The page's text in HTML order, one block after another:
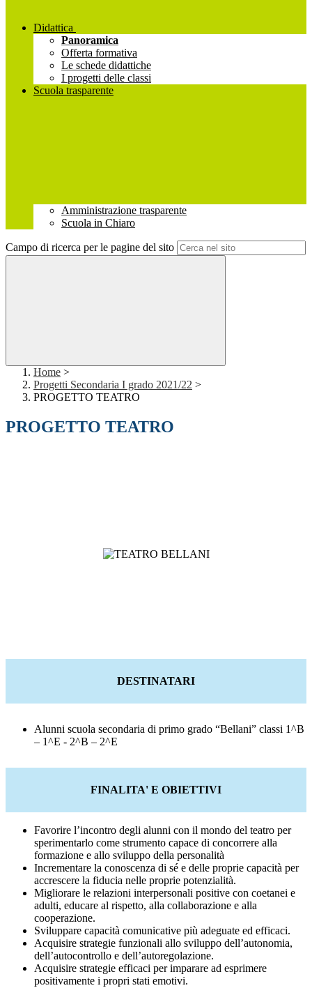
Didattica
Panoramica
Offerta formativa
Le schede didattiche
I progetti delle classi
Scuola trasparente
Amministrazione trasparente
Scuola in Chiaro
Campo di ricerca per le pagine del sito
Home >
Progetti Secondaria I grado 2021/22 >
PROGETTO TEATRO
PROGETTO TEATRO
DESTINATARI
Alunni scuola secondaria di primo grado “Bellani” classi 1^B
– 1^E - 2^B – 2^E
FINALITA' E OBIETTIVI
Favorire l’incontro degli alunni con il mondo del teatro per
sperimentarlo come strumento capace di concorrere alla
formazione e allo sviluppo della personalità
Incrementare la conoscenza di sé e delle proprie capacità per
accrescere la fiducia nelle proprie potenzialità.
Migliorare le relazioni interpersonali positive con coetanei e
adulti, educare al rispetto, alla collaborazione e alla
cooperazione.
Sviluppare capacità comunicative più adeguate ed efficaci.
Acquisire strategie funzionali allo sviluppo dell’autonomia,
dell’autocontrollo e dell’autoregolazione.
Acquisire strategie efficaci per imparare ad esprimere
positivamente i propri stati emotivi.